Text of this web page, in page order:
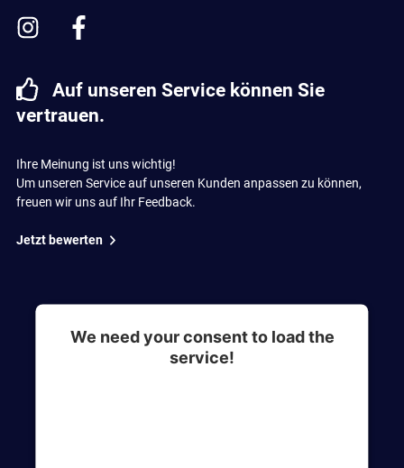
Auf unseren Service können Sie
vertrauen.
Ihre Meinung ist uns wichtig!
Um unseren Service auf unseren Kunden anpassen zu können,
freuen wir uns auf Ihr Feedback.
Jetzt bewerten
We need your consent to load the
service!